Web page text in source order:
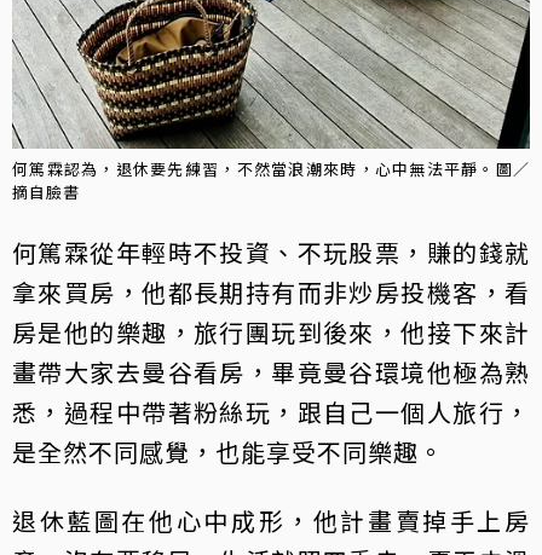
何篤霖認為，退休要先練習，不然當浪潮來時，心中無法平靜。圖／
摘自臉書
何篤霖從年輕時不投資、不玩股票，賺的錢就
拿來買房，他都長期持有而非炒房投機客，看
房是他的樂趣，旅行團玩到後來，他接下來計
畫帶大家去曼谷看房，畢竟曼谷環境他極為熟
悉，過程中帶著粉絲玩，跟自己一個人旅行，
是全然不同感覺，也能享受不同樂趣。
退休藍圖在他心中成形，他計畫賣掉手上房